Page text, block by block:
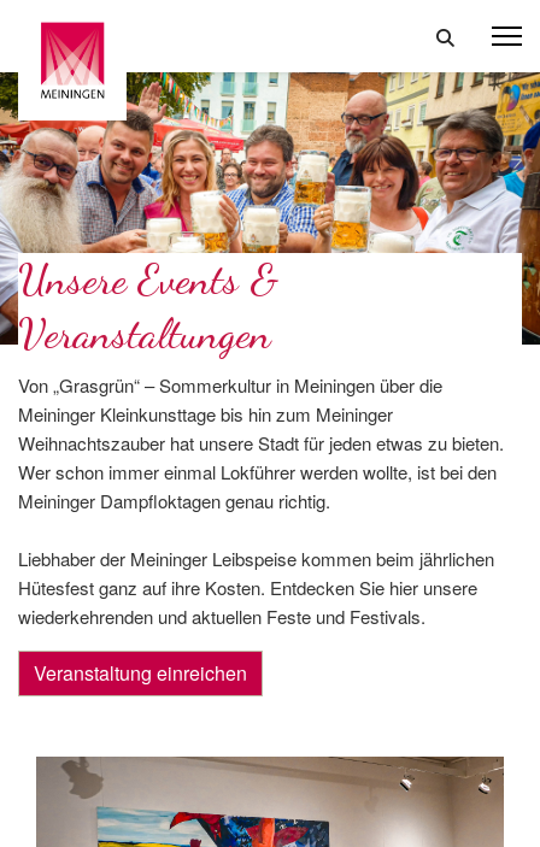
Unsere Events &
Veranstaltungen
Von „Grasgrün“ – Sommerkultur in Meiningen über die
Meininger Kleinkunsttage bis hin zum Meininger
Weihnachtszauber hat unsere Stadt für jeden etwas zu bieten.
Wer schon immer einmal Lokführer werden wollte, ist bei den
Meininger Dampfloktagen genau richtig.
Liebhaber der Meininger Leibspeise kommen beim jährlichen
Hütesfest ganz auf ihre Kosten. Entdecken Sie hier unsere
wiederkehrenden und aktuellen Feste und Festivals.
Veranstaltung einreichen